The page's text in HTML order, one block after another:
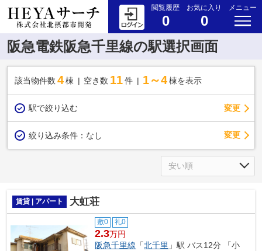
閲覧履歴
0
お気に入り
0
メニュー
阪急電鉄阪急千里線の駅選択画面
該当物件数 4棟 空き数 11 件 1～4 棟を表示
駅で絞り込む 変更
絞り込み条件： なし 変更
賃貸 | アパート 大虹荘
敷0 礼0
2.3万円
阪急千里線 「北千里 」駅 バス12分 「小